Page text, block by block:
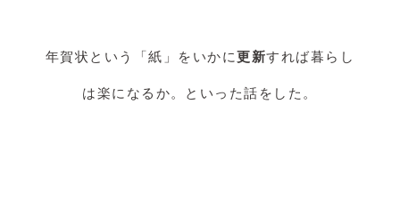
年賀状という「紙」をいかに更新すれば暮らし
は楽になるか。といった話をした。